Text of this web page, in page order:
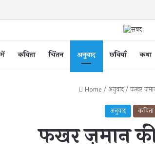
कविता चिंतन अनुवाद छवियाँ कथा
Home / अनुवाद/फखर
अनुवाद कविता
फखर ज़मान